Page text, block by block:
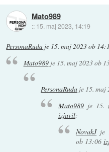
Mato989
:: 15. maj 2023, 14:19
PersonaRuda je 15. maj 2023 ob
Mato989je 15. maj 2023 ob
PersonaRuda je 15. maj
Mato989je 15.
izjavil:
NovakJje
ob 13:06